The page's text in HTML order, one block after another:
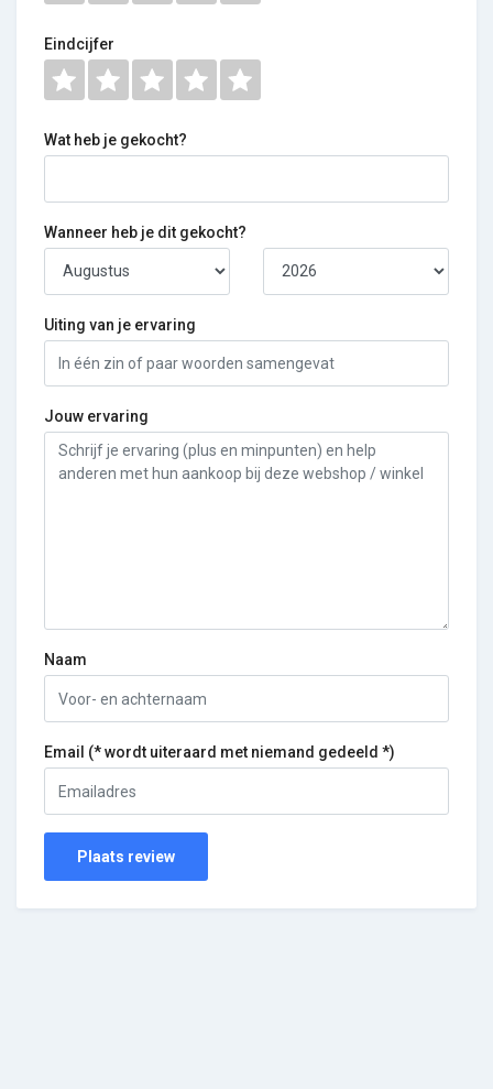
Eindcijfer
Wat heb je gekocht?
Wanneer heb je dit gekocht?
Uiting van je ervaring
Jouw ervaring
Naam
Email (* wordt uiteraard met niemand gedeeld *)
Plaats review